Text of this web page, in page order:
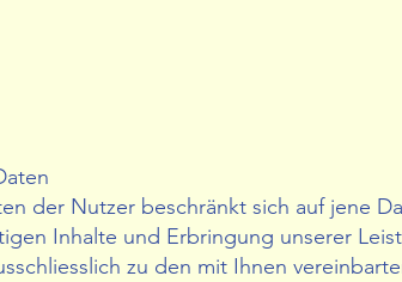
der Nutzer beschränkt sich auf jene
Inhalte und Erbringung unserer
zu den mit Ihnen